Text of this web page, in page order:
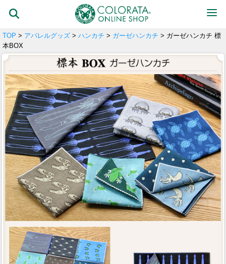
TOP > アパレルグッズ > ハンカチ > ガーゼハンカチ > ガーゼハンカチ 標
本BOX